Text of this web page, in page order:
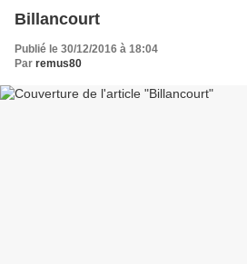
Billancourt
Publié le 30/12/2016 à 18:04
Par remus80